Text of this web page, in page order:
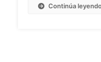
Continúa